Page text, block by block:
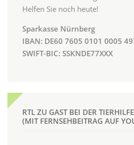
Helfen Sie noch heute!
Sparkasse Nürnberg
IBAN: DE60 7605 0101 0005
SWIFT-BIC: SSKNDE77XXX
RTL ZU GAST BEI DER
(MIT FERNSEHBEITRAG AUF